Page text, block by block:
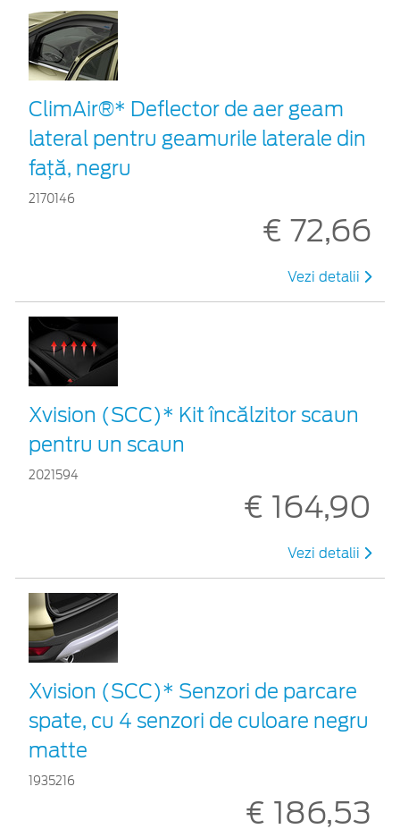
ClimAir®* Deflector de aer geam
lateral pentru geamurile laterale din
faţă, negru
2170146
€ 72,66
Vezi detalii
Xvision (SCC)* Kit încălzitor scaun
pentru un scaun
2021594
€ 164,90
Vezi detalii
Xvision (SCC)* Senzori de parcare
spate, cu 4 senzori de culoare negru
matte
1935216
€ 186,53